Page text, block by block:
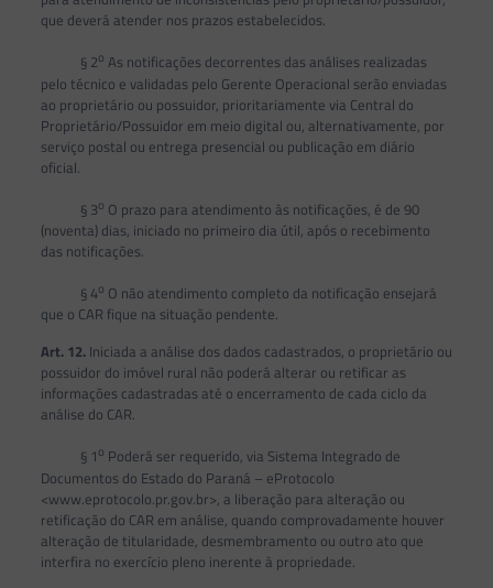
que deverá atender nos prazos estabelecidos.
§ 2o As notificações decorrentes das análises realizadas
pelo técnico e validadas pelo Gerente Operacional serão enviadas
ao proprietário ou possuidor, prioritariamente via Central do
Proprietário/Possuidor em meio digital ou, alternativamente, por
serviço postal ou entrega presencial ou publicação em diário
oficial.
§ 3o O prazo para atendimento às notificações, é de 90
(noventa) dias, iniciado no primeiro dia útil, após o recebimento
das notificações.
§ 4o O não atendimento completo da notificação ensejará
que o CAR fique na situação pendente.
Art. 12.Iniciada a análise dos dados cadastrados, o proprietário ou
possuidor do imóvel rural não poderá alterar ou retificar as
informações cadastradas até o encerramento de cada ciclo da
análise do CAR.
§ 1o Poderá ser requerido, via Sistema Integrado de
Documentos do Estado do Paraná – eProtocolo
<www.eprotocolo.pr.gov.br>, a liberação para alteração ou
retificação do CAR em análise, quando comprovadamente houver
alteração de titularidade, desmembramento ou outro ato que
interfira no exercício pleno inerente à propriedade.